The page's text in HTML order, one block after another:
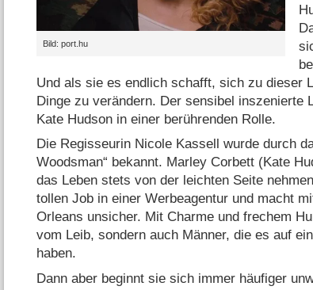
Bild: port.hu
Und als sie es endlich schafft, sich zu dieser
Dinge zu verändern. Der sensibel inszenierte
Kate Hudson in einer berührenden Rolle.
Die Regisseurin Nicole Kassell wurde durch
Woodsman“ bekannt. Marley Corbett (Kate
das Leben stets von der leichten Seite
tollen Job in einer Werbeagentur und macht
Orleans unsicher. Mit Charme und frechem
vom Leib, sondern auch Männer, die es auf
haben.
Dann aber beginnt sie sich immer häufiger